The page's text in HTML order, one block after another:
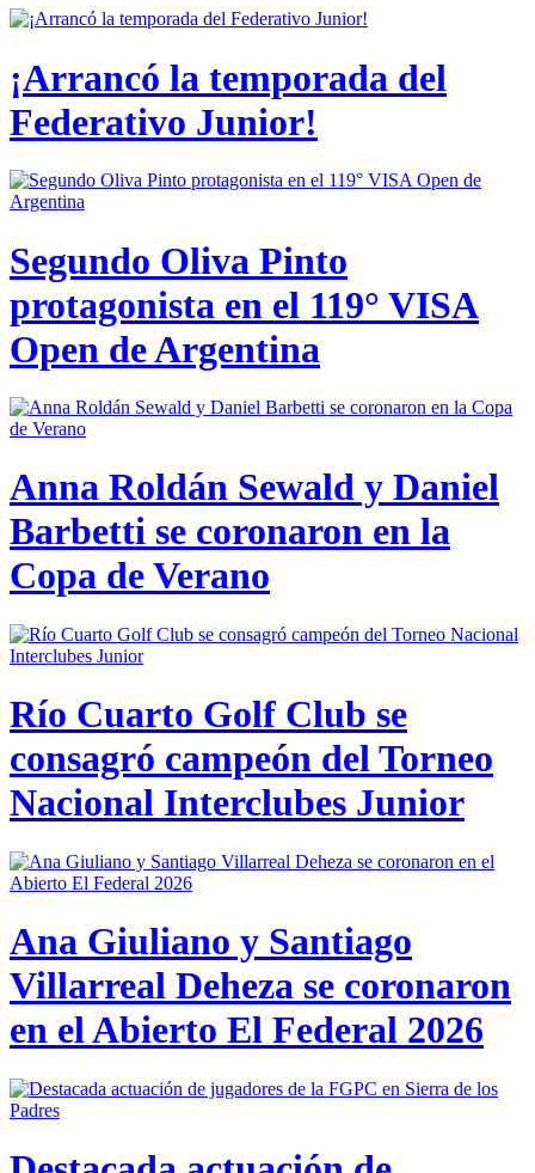
¡Arrancó la temporada del
Federativo Junior!
Segundo Oliva Pinto
protagonista en el 119° VISA
Open de Argentina
Anna Roldán Sewald y Daniel
Barbetti se coronaron en la
Copa de Verano
Río Cuarto Golf Club se
consagró campeón del Torneo
Nacional Interclubes Junior
Ana Giuliano y Santiago
Villarreal Deheza se coronaron
en el Abierto El Federal 2026